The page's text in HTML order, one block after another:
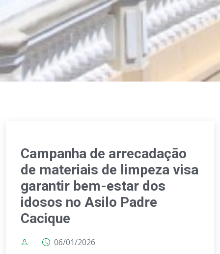
Campanha de arrecadação
de materiais de limpeza visa
garantir bem-estar dos
idosos no Asilo Padre
Cacique
06/01/2026